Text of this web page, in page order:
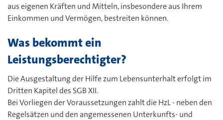
aus eigenen Kräften und Mitteln, insbesondere aus Ihrem
Einkommen und Vermögen, bestreiten können.
Was bekommt ein
Leistungsberechtigter?
Die Ausgestaltung der Hilfe zum Lebensunterhalt erfolgt im
Dritten Kapitel des SGB XII.
Bei Vorliegen der Voraussetzungen zahlt die HzL - neben den
Regelsätzen und den angemessenen Unterkunfts- und